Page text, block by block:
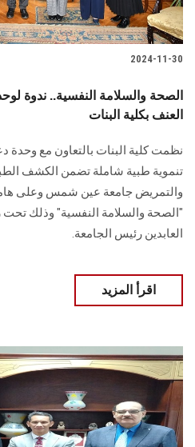
2024-11-30
الصحة والسلامة النفسية.. ندوة
العنف بكلية البنات
نظمت كلية البنات بالتعاون مع وحدة
تنموية ‏طبية شاملة تضمن الكشف
والتمريض جامعة عين شمس وعلى
"الصحة والسلامة النفسية" وذلك تحت
العابدين رئيس الجامعة.
اقرأ المزيد